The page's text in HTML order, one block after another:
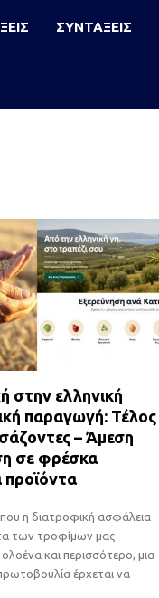
ΣΥΝΤΑΞΕΙΣ
στην ελληνική
παραγωγή: Τέλος
– Άμεση
σε φρέσκα
προϊόντα
που η διατροφική ασφάλεια
των τροφίμων μας
και περισσότερο, μια
έρχεται να